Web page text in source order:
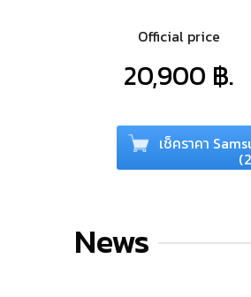
Official price
20,900 ฿.
เช็คราคา
News